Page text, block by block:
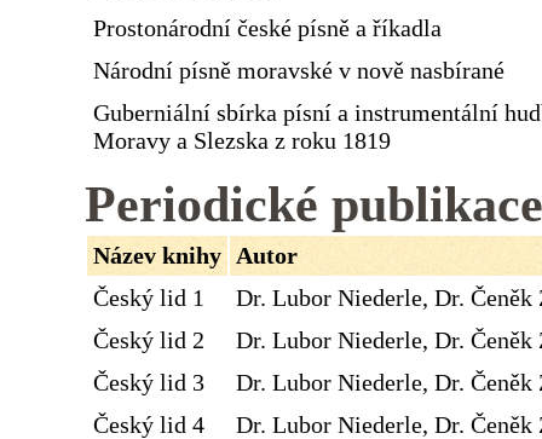
Prostonárodní české písně a říkadla
Národní písně moravské v nově nasbírané
Guberniální sbírka písní a instrumentální
Moravy a Slezska z roku 1819
Periodické publikace
Název knihy Autor
Český lid 1
Dr. Lubor Niederle, Dr. Čeněk
Český lid 2
Dr. Lubor Niederle, Dr. Čeněk
Český lid 3
Dr. Lubor Niederle, Dr. Čeněk
Český lid 4
Dr. Lubor Niederle, Dr. Čeněk